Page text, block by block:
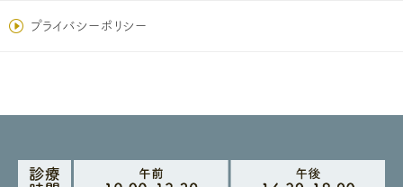
プライバシーポリシー